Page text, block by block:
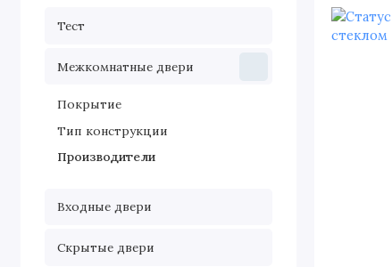
Тест
Межкомнатные двери
Покрытие
Тип конструкции
Производители
Входные двери
Скрытые двери